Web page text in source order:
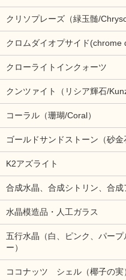
クリソプレーズ（緑玉髄/
クロムダイオプサイド(chrome
クローライトインクォーツ
クンツァイト（リシア輝石/
コーラル（珊瑚/Coral）
ゴールドサンドストーン（砂金
K2アズライト
合成水晶、合成シトリン、合成
水晶模造品・人工ガラス
五行水晶（白、ピンク、パー
ー）
ココナッツ シェル（椰子の実